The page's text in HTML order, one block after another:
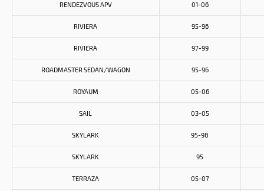
RENDEZVOUS APV 01-06
RIVIERA 95-96
RIVIERA 97-99
ROADMASTER SEDAN/WAGON 95-96
ROYAUM 05-06
SAIL 03-05
SKYLARK 95-98
SKYLARK 95
TERRAZA 05-07